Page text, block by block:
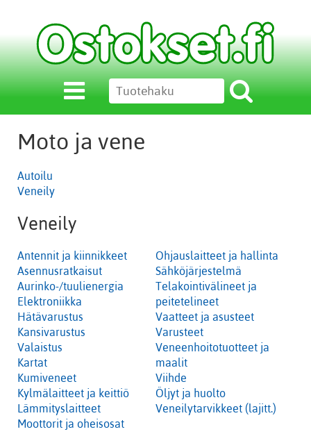
Moto ja vene
Autoilu
Veneily
Veneily
Antennit ja kiinnikkeet
Asennusratkaisut
Aurinko-/tuulienergia
Elektroniikka
Hätävarustus
Kansivarustus
Valaistus
Kartat
Kumiveneet
Kylmälaitteet ja keittiö
Lämmityslaitteet
Moottorit ja oheisosat
Ohjauslaitteet ja hallinta
Sähköjärjestelmä
Telakointivälineet ja
peitetelineet
Vaatteet ja asusteet
Varusteet
Veneenhoitotuotteet ja
maalit
Viihde
Öljyt ja huolto
Veneilytarvikkeet (lajitt.)